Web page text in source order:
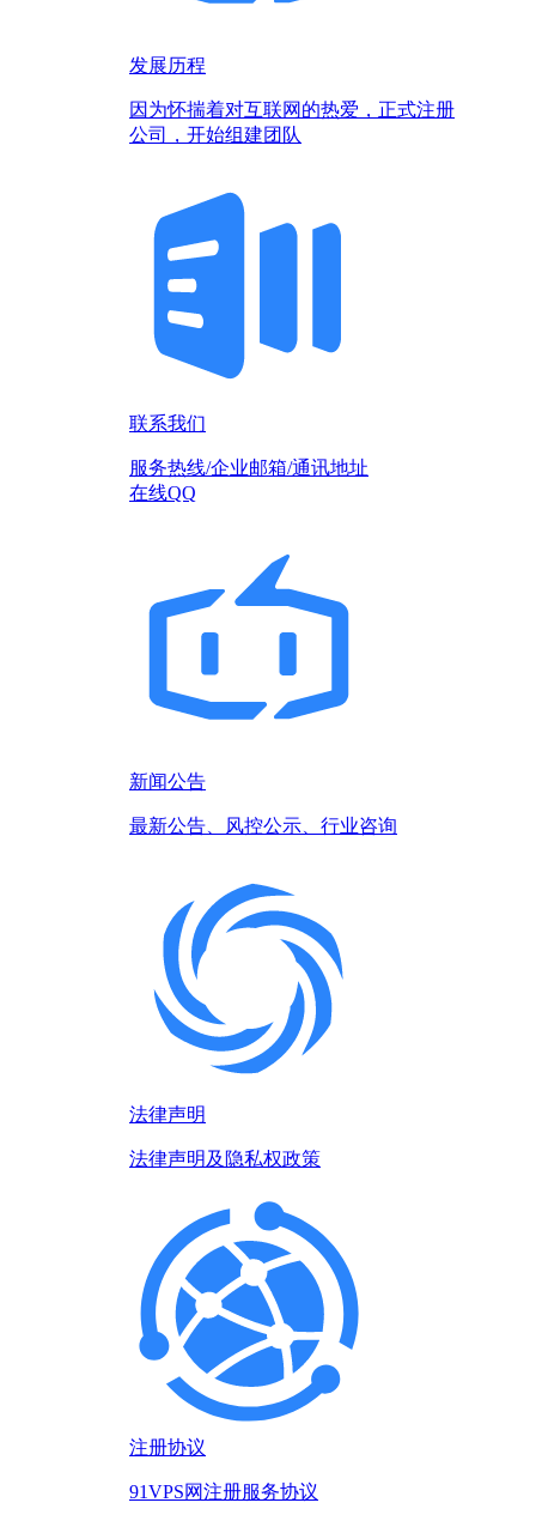
发展历程
因为怀揣着对互联网的热爱，正式注册
公司，开始组建团队
联系我们
服务热线/企业邮箱/通讯地址
在线QQ
新闻公告
最新公告、风控公示、行业咨询
法律声明
法律声明及隐私权政策
注册协议
91VPS网注册服务协议